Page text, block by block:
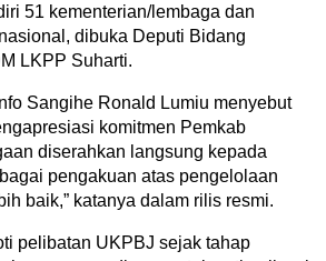
51 kementerian/lembaga dan
dibuka Deputi Bidang
LKPP Suharti.
Sangihe Ronald Lumiu menyebut
komitmen Pemkab
diserahkan langsung kepada
pengakuan atas pengelolaan
baik,” katanya dalam rilis resmi.
pelibatan UKPBJ sejak tahap